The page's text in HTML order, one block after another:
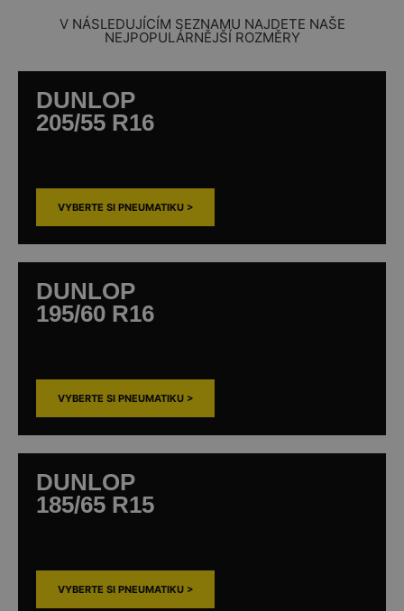
V NÁSLEDUJÍCÍM SEZNAMU NAJDETE NAŠE
NEJPOPULÁRNĚJŠÍ ROZMĚRY
DUNLOP
205/55 R16
VYBERTE SI PNEUMATIKU >
DUNLOP
195/60 R16
VYBERTE SI PNEUMATIKU >
DUNLOP
185/65 R15
VYBERTE SI PNEUMATIKU >